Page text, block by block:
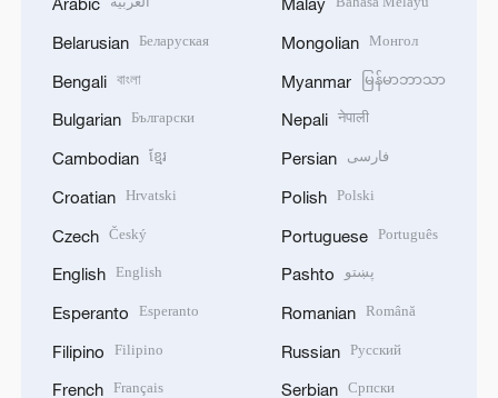
Belarusian Беларуская
Bengali বাংলা
Bulgarian Български
Cambodian ខ្មែរ
Croatian Hrvatski
Czech Český
English English
Esperanto Esperanto
Filipino Filipino
French Français
Mongolian Монгол
Myanmar မြန်မာဘာသာ
Nepali नेपाली
Persian فارسی
Polish Polski
Portuguese Português
Pashto پښتو
Romanian Română
Russian Русский
Serbian Српски